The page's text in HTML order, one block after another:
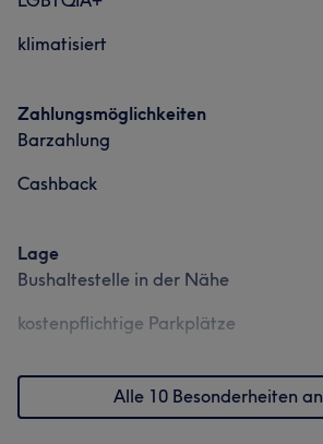
klimatisiert
Zahlungsmöglichkeiten
Barzahlung
Cashback
Lage
Bushaltestelle in der Nähe
kostenpflichtige Parkplätze
Alle 10 Besonderheiten